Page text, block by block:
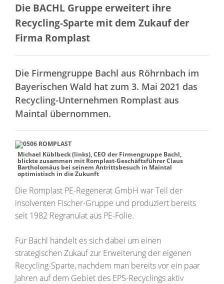
Die BACHL Gruppe erweitert ihre
Recycling-Sparte mit dem Zukauf der
Firma Romplast
Die Firmengruppe Bachl aus Röhrnbach im
Bayerischen Wald hat zum 3. Mai 2021 das
Recycling-Unternehmen Romplast aus
Maintal übernommen.
Michael Küblbeck (links), CEO der Firmengruppe Bachl,
blickte zusammen mit Romplast-Geschäftsführer Claus
Bartholomäus bei seinem Antrittsbesuch in Maintal
optimistisch in die Zukunft
Die Romplast PE-Regenerat GmbH war Teil der
insolventen Fischer-Gruppe und produziert bereits
seit 1982 Regranulat aus PE-Folie.
Für Bachl handelt es sich dabei um einen
strategischen Zukauf zur Erweiterung der eigenen
Recycling-Sparte, nachdem man bereits vor ein paar
Jahren auf dem Gebiet des EPS-Recyclings aktiv